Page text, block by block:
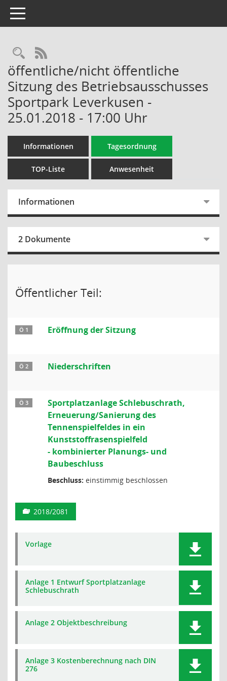
Toggle navigation
Rechercheauswahl
RSS-Feed
öffentliche/nicht öffentliche
Sitzung des Betriebsausschusses
Sportpark Leverkusen -
25.01.2018 - 17:00 Uhr
Informationen Tagesordnung
TOP-Liste Anwesenheit
Informationen
2 Dokumente
Öffentlicher Teil:
Ö 1 Eröffnung der Sitzung
Ö 2 Niederschriften
Ö 3
Sportplatzanlage Schlebuschrath,
Erneuerung/Sanierung des
Tennenspielfeldes in ein
Kunststoffrasenspielfeld
- kombinierter Planungs- und
Baubeschluss
Beschluss: einstimmig beschlossen
2018/2081
Vorlage
Anlage 1 Entwurf Sportplatzanlage
Schlebuschrath
Anlage 2 Objektbeschreibung
Anlage 3 Kostenberechnung nach DIN
276